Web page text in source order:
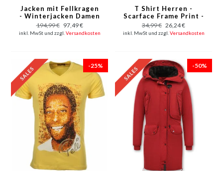
Jacken mit Fellkragen
- Winterjacken Damen
Kurze - Kleine
Pelzkragen - Wooly -
Rot
194,99 € 97,49 €
inkl. MwSt und zzgl. Versandkosten
T Shirt Herren -
Scarface Frame Print -
Weiß
34,99 € 26,24 €
inkl. MwSt und zzgl. Versandkosten
-25% -50%